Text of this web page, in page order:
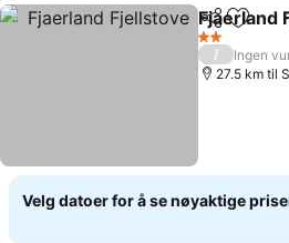
Del Legg
Fjaerland
2 Stjerner
/
Ingen
27.5 km til
Velg datoer for å se nøyaktige